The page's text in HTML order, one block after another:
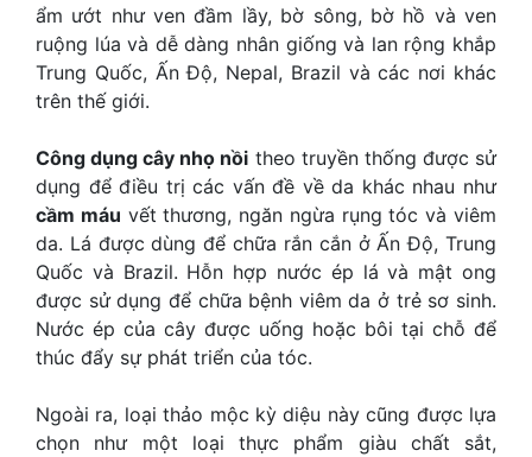
ẩm ướt như ven đầm lầy, bờ sông, bờ hồ và ven
ruộng lúa và dễ dàng nhân giống và lan rộng khắp
Trung Quốc, Ấn Độ, Nepal, Brazil và các nơi khác
trên thế giới.
Công dụng cây nhọ nồi theo truyền thống được sử
dụng để điều trị các vấn đề về da khác nhau như
cầm máu vết thương, ngăn ngừa rụng tóc và viêm
da. Lá được dùng để chữa rắn cắn ở Ấn Độ, Trung
Quốc và Brazil. Hỗn hợp nước ép lá và mật ong
được sử dụng để chữa bệnh viêm da ở trẻ sơ sinh.
Nước ép của cây được uống hoặc bôi tại chỗ để
thúc đẩy sự phát triển của tóc.
Ngoài ra, loại thảo mộc kỳ diệu này cũng được lựa
chọn như một loại thực phẩm giàu chất sắt,